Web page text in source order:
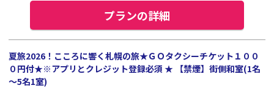
プランの詳細
夏旅2026！こころに響く札幌の旅★ＧＯタクシーチケット１００
０円付★※アプリとクレジット登録必須 ★ 【禁煙】街側和室(1名
～5名1室)